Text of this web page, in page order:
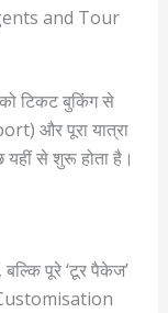
and Tour
को टिकट बुकिंग से
और पूरा यात्रा
से शुरू होता है।
पूरे ‘टूर पैकेज’